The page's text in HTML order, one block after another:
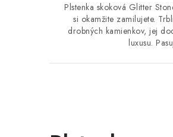
Plstenka skoková Glitter
si okamžite zamilujete.
drobných kamienkov, jej
luxusu.
v